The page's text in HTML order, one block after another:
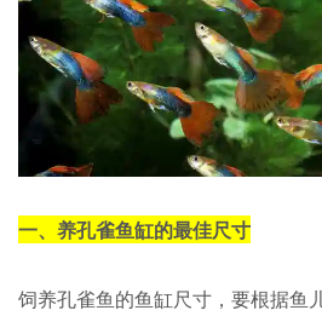
一、养孔雀鱼缸的最佳尺寸
饲养孔雀鱼的鱼缸尺寸，要根据鱼